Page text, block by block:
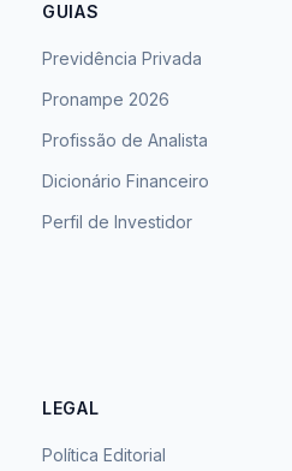
GUIAS
Previdência Privada
Pronampe 2026
Profissão de Analista
Dicionário Financeiro
Perfil de Investidor
LEGAL
Política Editorial